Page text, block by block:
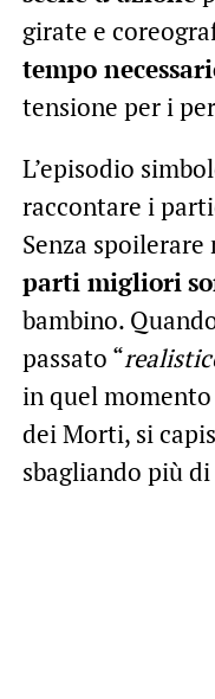
girate e
tempo
tensione per i
L’episodio
raccontare i
Senza spoilerare
parti migliori
bambino.
passato “
in quel
dei Morti, si
sbagliando più di